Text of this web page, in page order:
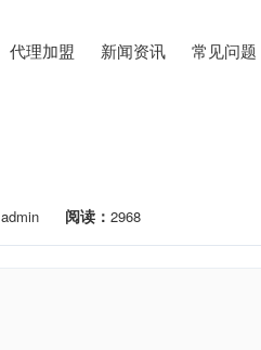
代理加盟 新闻资讯 常见问题
admin 阅读： 2968